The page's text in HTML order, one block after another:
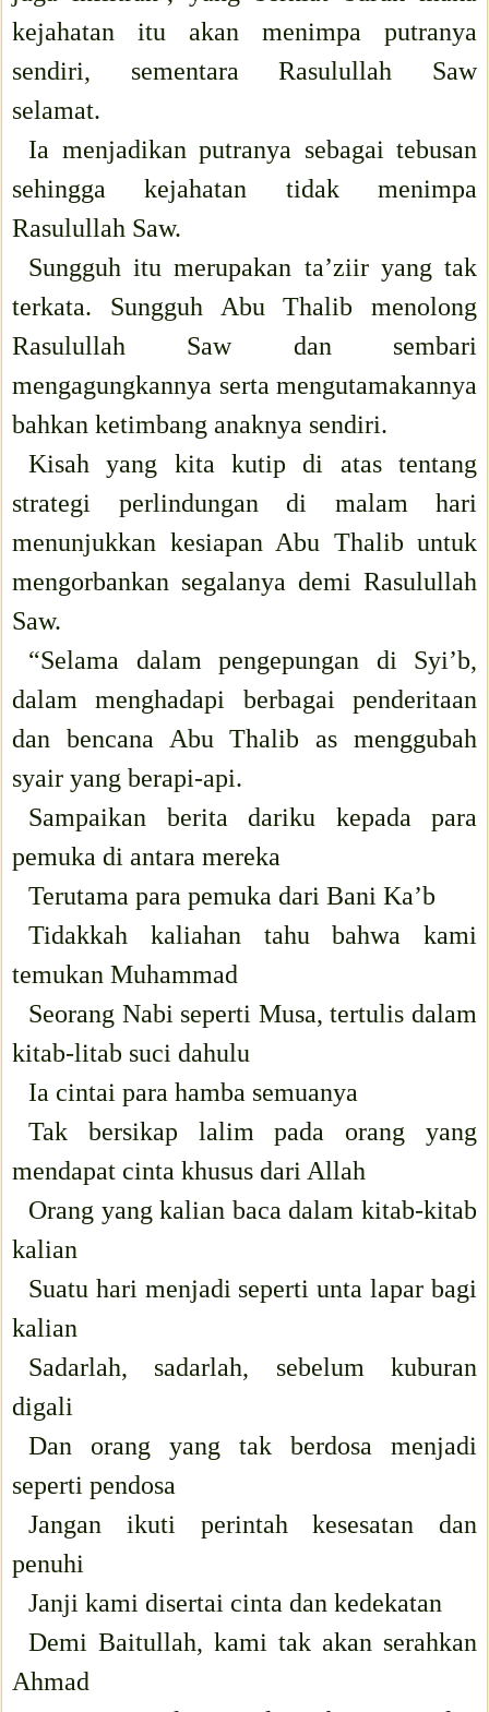
kejahatan itu akan menimpa putranya
sendiri, sementara Rasulullah Saw
selamat.
Ia menjadikan putranya sebagai tebusan
sehingga kejahatan tidak menimpa
Rasulullah Saw.
Sungguh itu merupakan ta’ziir yang tak
terkata. Sungguh Abu Thalib menolong
Rasulullah Saw dan sembari
mengagungkannya serta mengutamakannya
bahkan ketimbang anaknya sendiri.
Kisah yang kita kutip di atas tentang
strategi perlindungan di malam hari
menunjukkan kesiapan Abu Thalib untuk
mengorbankan segalanya demi Rasulullah
Saw.
“Selama dalam pengepungan di Syi’b,
dalam menghadapi berbagai penderitaan
dan bencana Abu Thalib as menggubah
syair yang berapi-api.
Sampaikan berita dariku kepada para
pemuka di antara mereka
Terutama para pemuka dari Bani Ka’b
Tidakkah kaliahan tahu bahwa kami
temukan Muhammad
Seorang Nabi seperti Musa, tertulis dalam
kitab-litab suci dahulu
Ia cintai para hamba semuanya
Tak bersikap lalim pada orang yang
mendapat cinta khusus dari Allah
Orang yang kalian baca dalam kitab-kitab
kalian
Suatu hari menjadi seperti unta lapar bagi
kalian
Sadarlah, sadarlah, sebelum kuburan
digali
Dan orang yang tak berdosa menjadi
seperti pendosa
Jangan ikuti perintah kesesatan dan
penuhi
Janji kami disertai cinta dan kedekatan
Demi Baitullah, kami tak akan serahkan
Ahmad